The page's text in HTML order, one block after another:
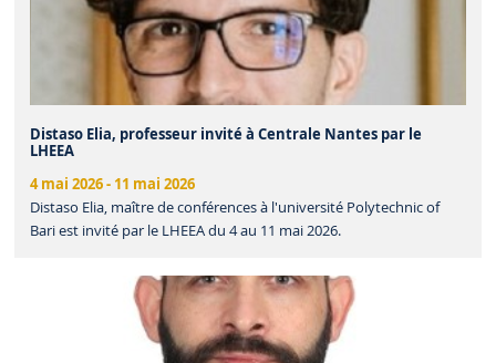
Distaso Elia, professeur invité à Centrale Nantes par le
LHEEA
4 mai 2026- 11 mai 2026
Distaso Elia, maître de conférences à l'université Polytechnic of
Bari est invité par le LHEEA du 4 au 11 mai 2026.